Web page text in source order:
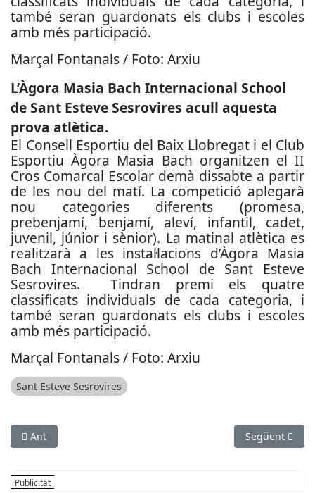
també seran guardonats els clubs i escoles
amb més participació.
Marçal Fontanals / Foto: Arxiu
L’Àgora Masia Bach Internacional School
de Sant Esteve Sesrovires acull aquesta
prova atlètica.
El Consell Esportiu del Baix Llobregat i el Club
Esportiu Àgora Masia Bach organitzen el II
Cros Comarcal Escolar demà dissabte a partir
de les nou del matí. La competició aplegarà
nou categories diferents (promesa,
prebenjamí, benjamí, aleví, infantil, cadet,
juvenil, júnior i sènior). La matinal atlètica es
realitzarà a les instal·lacions d’Àgora Masia
Bach Internacional School de Sant Esteve
Sesrovires. Tindran premi els quatre
classificats individuals de cada categoria, i
també seran guardonats els clubs i escoles
amb més participació.
Marçal Fontanals / Foto: Arxiu
Sant Esteve Sesrovires
Article anterior: El Sant Boi, favorit per conquerir el Playoff
Ant Article
Següent